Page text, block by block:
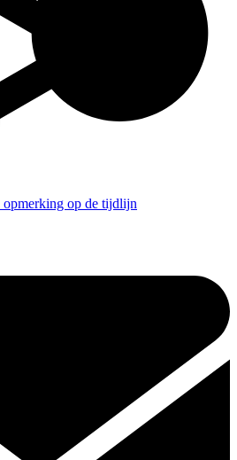
opmerking op de tijdlijn